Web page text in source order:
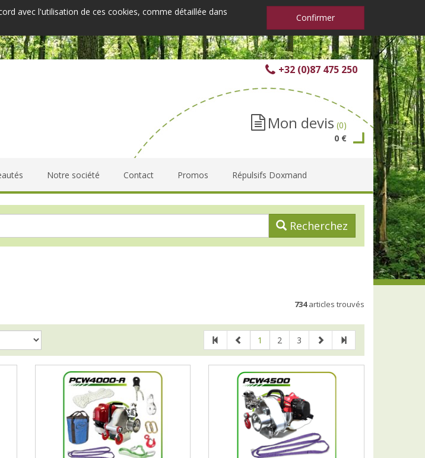
avec l'utilisation de ces cookies, comme détaillée dans
Confirmer
+32 (0)87 475 250
Mon devis (0)
0 €
Notre société Contact Promos Répulsifs Doxmand
Recherchez
734articles trouvés
1 2 3